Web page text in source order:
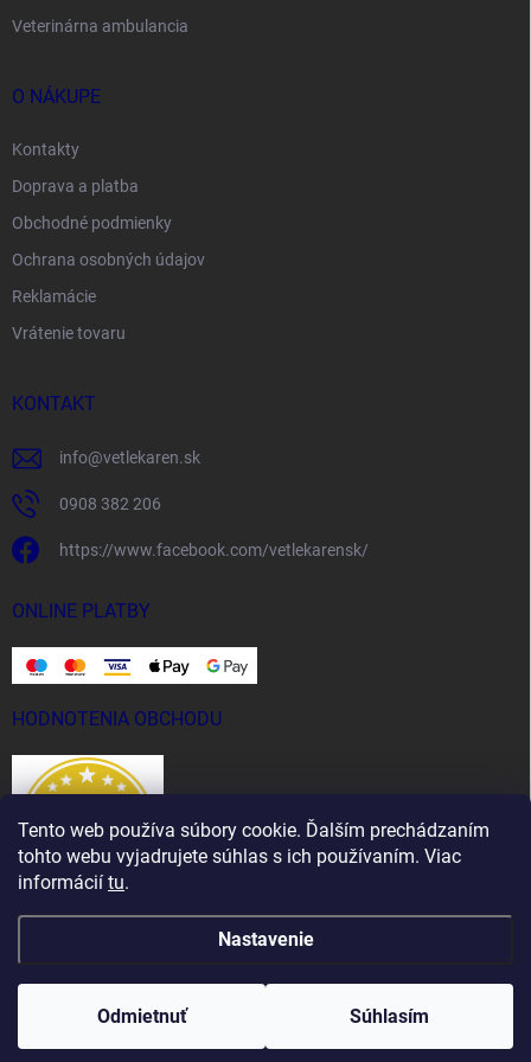
Tento web používa súbory cookie. Ďalším prechádzaním
tohto webu vyjadrujete súhlas s ich používaním. Viac
informácií tu.
Nastavenie
Odmietnuť Súhlasím
Veterinárna ambulancia
O NÁKUPE
Kontakty
Doprava a platba
Obchodné podmienky
Ochrana osobných údajov
Reklamácie
Vrátenie tovaru
KONTAKT
info@vetlekaren.sk
0908 382 206
https://www.facebook.com/vetlekarensk/
ONLINE PLATBY
HODNOTENIA OBCHODU
Vytvoril Shoptet
Copyright 2026 . Všetky práva vyhradené.